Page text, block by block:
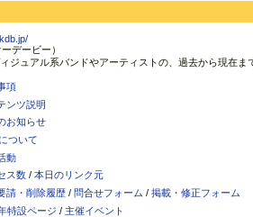
デービー）
ジュアル系バンドやアーティストの、過去から現在ま
項
ンツ説明
お知らせ
ついて
動
ス数 / 本日のリンク元
請・削除履歴 / 問合せフォーム / 掲載・修正フォーム
特設ページ / 主催イベント